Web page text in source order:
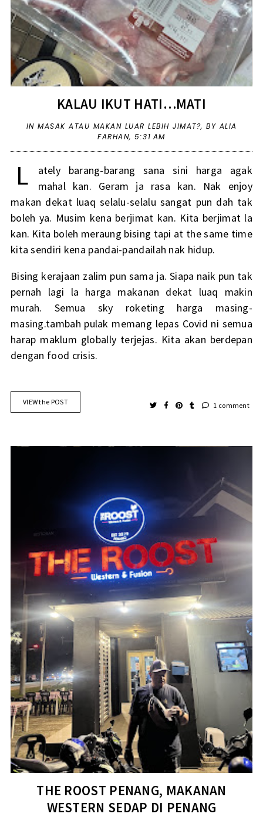
KALAU IKUT HATI…MATI
IN MASAK ATAU MAKAN LUAR LEBIH JIMAT?, BY ALIA
FARHAN,5:31 AM
L
ately barang-barang sana sini harga agak
mahal kan. Geram ja rasa kan. Nak enjoy
makan dekat luaq selalu-selalu sangat pun dah tak
boleh ya. Musim kena berjimat kan. Kita berjimat la
kan. Kita boleh meraung bising tapi at the same time
kita sendiri kena pandai-pandailah nak hidup.
Bising kerajaan zalim pun sama ja. Siapa naik pun tak
pernah lagi la harga makanan dekat luaq makin
murah. Semua sky roketing harga masing-
masing.tambah pulak memang lepas Covid ni semua
harap maklum globally terjejas. Kita akan berdepan
dengan food crisis.
VIEW the POST 1 comment
THE ROOST PENANG, MAKANAN
WESTERN SEDAP DI PENANG